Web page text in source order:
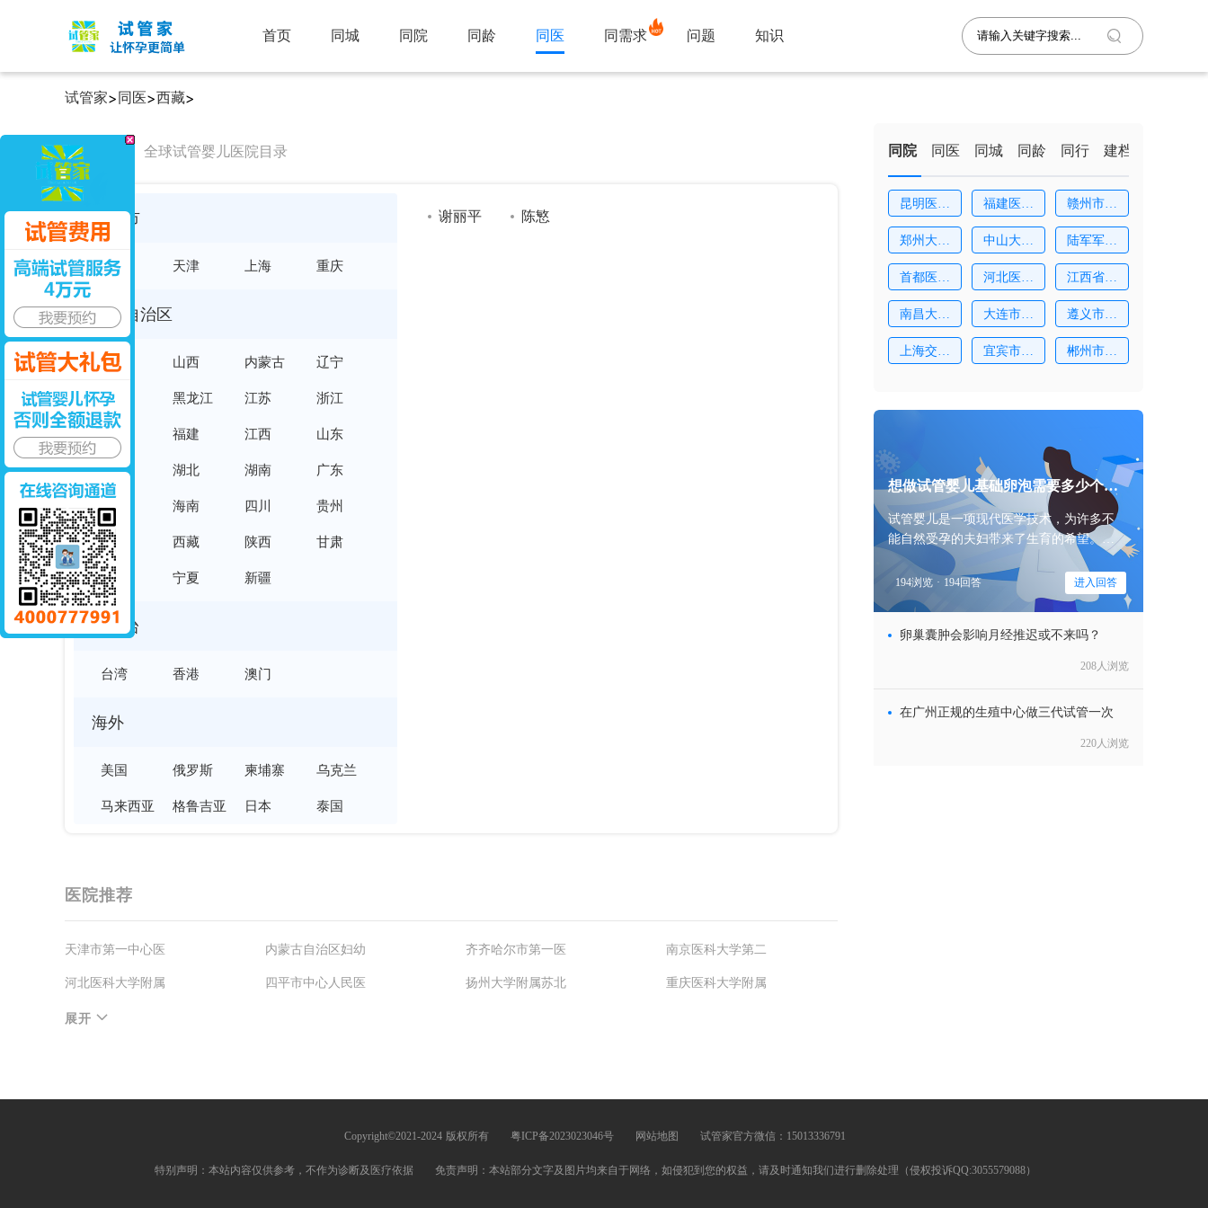
首页 同城 同院 同龄 同医 同需求 问题 知识
试管家>同医>西藏>
同医院 全球试管婴儿医院目录
直辖市
北京 天津 上海 重庆
省及自治区
河北 山西 内蒙古 辽宁
吉林 黑龙江 江苏 浙江
安徽 福建 江西 山东
河南 湖北 湖南 广东
广西 海南 四川 贵州
云南 西藏 陕西 甘肃
青海 宁夏 新疆
港澳台
台湾 香港 澳门
海外
美国 俄罗斯 柬埔寨 乌克兰
马来西亚 格鲁吉亚 日本 泰国
谢丽平 陈慜
医院推荐
天津市第一中心医 内蒙古自治区妇幼 齐齐哈尔市第一医 南京医科大学第二
河北医科大学附属 四平市中心人民医 扬州大学附属苏北 重庆医科大学附属
南通大学第五附属
展开
同院 同医 同城 同龄 同行 建档
昆明医科
大
福建医科
大
赣州市妇
幼
郑州大学
第
中山大学
附
陆军军医
大
首都医科
大
河北医科
大
江西省妇
幼
南昌大学
附
大连市妇
女
遵义市妇
幼
上海交通
宜宾市第
郴州市第
想做试管婴儿基础卵泡需要多少个算
试管婴儿是一项现代医学技术，为许多不
能自然受孕的夫妇带来了生育的希望。在
试管婴儿的过程中，卵泡的数量和质量都
是医生关注的重点。那么，试管婴儿基础
卵泡多少个算
194浏览 · 194回答 进入回答
卵巢囊肿会影响月经推迟或不来吗？
208人浏览
在广州正规的生殖中心做三代试管一次
220人浏览
Copyright©2021-2024 版权所有 粤ICP备2023023046号 网站地图 试管家官方微信：15013336791
特别声明：本站内容仅供参考，不作为诊断及医疗依据 免责声明：本站部分文字及图片均来自于网络，如侵犯到您的权益，请及时通知我们进行删除处理（侵权投诉QQ:3055579088）